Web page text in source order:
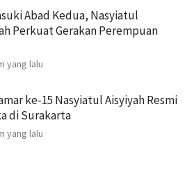
Abad Kedua, Nasyiatul
Perkuat Gerakan Perempuan
yang lalu
ke-15 Nasyiatul Aisyiyah Resmi
di Surakarta
yang lalu